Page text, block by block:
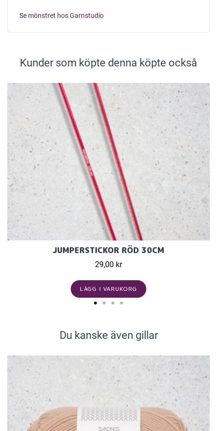
Se mönstret hos Garnstudio
Kunder som köpte denna köpte också
JUMPERSTICKOR RÖD 30CM
29,00 kr
LÄGG I VARUKORG
Du kanske även gillar